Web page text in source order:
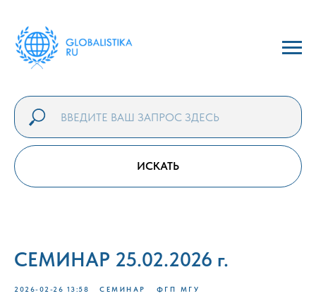
ИСКАТЬ
СЕМИНАР 25.02.2026 г.
2026-02-26 13:58 СЕМИНАР ФГП МГУ